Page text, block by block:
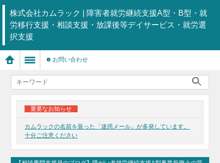
株式会社カムラック | 障害者就労継続支援A型・B型・就
労移行支援・相談支援・放課後等デイサービス・就労選
択支援
お問い合わせ
重要なお知らせ
カムラックの名前を装った「迷惑メール」が多発しています。
十分ご注意ください